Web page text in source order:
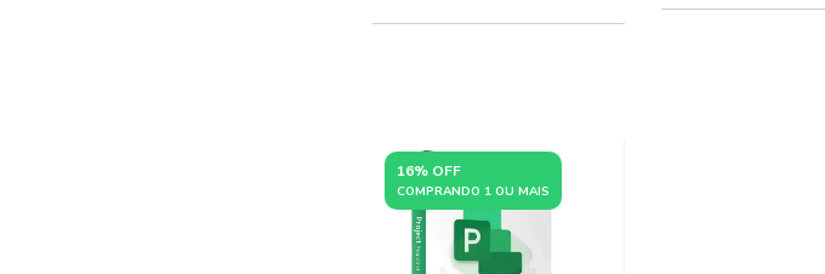
16% OFF
COMPRANDO 1 OU MAIS